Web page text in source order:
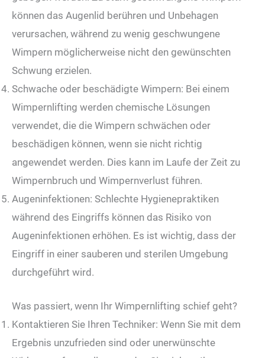
können das Augenlid berühren und Unbehagen
verursachen, während zu wenig geschwungene
Wimpern möglicherweise nicht den gewünschten
Schwung erzielen.
Schwache oder beschädigte Wimpern: Bei einem
Wimpernlifting werden chemische Lösungen
verwendet, die die Wimpern schwächen oder
beschädigen können, wenn sie nicht richtig
angewendet werden. Dies kann im Laufe der Zeit zu
Wimpernbruch und Wimpernverlust führen.
Augeninfektionen: Schlechte Hygienepraktiken
während des Eingriffs können das Risiko von
Augeninfektionen erhöhen. Es ist wichtig, dass der
Eingriff in einer sauberen und sterilen Umgebung
durchgeführt wird.
Was passiert, wenn Ihr Wimpernlifting schief geht?
Kontaktieren Sie Ihren Techniker: Wenn Sie mit dem
Ergebnis unzufrieden sind oder unerwünschte